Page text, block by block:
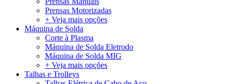
Prensas Motorizadas
+ Veja mais opções
Máquina de Solda
Corte à Plasma
Máquina de Solda Eletrodo
Máquina de Solda MIG
+ Veja mais opções
Talhas e Trolleys